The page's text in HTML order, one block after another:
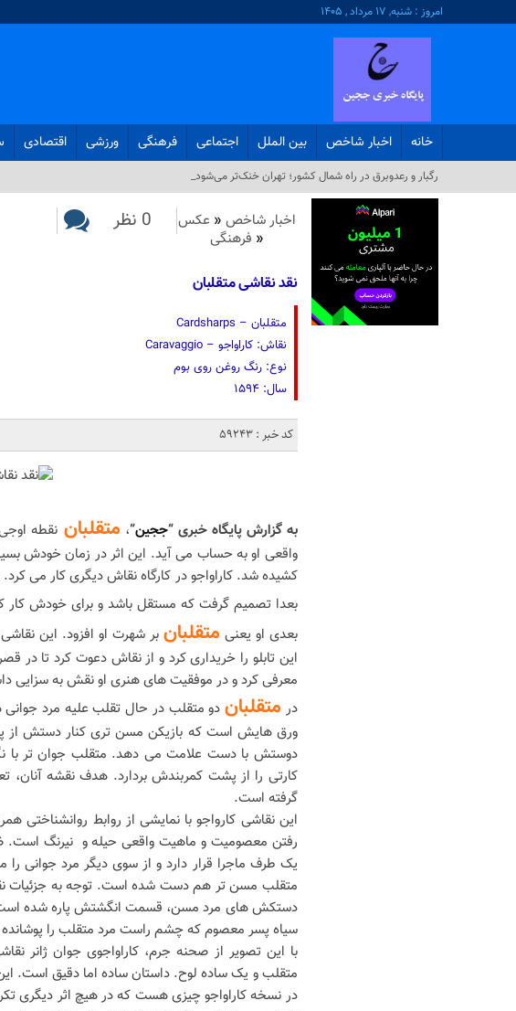
امروز : شنبه, ۱۷ مرداد , ۱۴۰۵
خانه اخبار شاخص بین الملل اجتماعی فرهنگی ورزشی اقتصادی
رگبار و رعدوبرق در راه شمال کشور؛ تهران خنک‌تر می‌شود_
اخبار شاخص « عکس
« فرهنگی
0 نظر
نقد نقاشی متقلبان
متقلبان – Cardsharps
نقاش: کاراواجو – Caravaggio
نوع: رنگ روغن روی بوم
سال: ۱۵۹۴
کد خبر : 59243
به گزارش پایگاه خبری “ججین“، متقلبان نقطه
کشیده شد. کاراواجو در کارگاه نقاش دیگری کار می
بعدا تصمیم گرفت که مستقل باشد و برای خودش کار
بعدی او یعنی متقلبان بر شهرت او افزود. این
این تابلو را خریداری کرد و از نقاش دعوت کرد تا در
معرفی کرد و در موفقیت های هنری او نقش به سزایی
در متقلبان دو متقلب در حال تقلب علیه مرد
ورق هایش است که بازیکن مسن تری کنار دستش
دوستش با دست علامت می دهد. متقلب جوان تر با
کارتی را از پشت کمربندش بردارد. هدف نقشه
گرفته است.
این نقاشی کارواجو با نمایشی از روابط
رفتن معصومیت و ماهیت واقعی حیله و نیرنگ
یک طرف ماجرا قرار دارد و از سوی دیگر مرد جوانی
متقلب مسن تر هم دست شده است. توجه به جزئیات
دستکش های مرد مسن، قسمت انگشتش پاره شده است
سیاه پسر معصوم که چشم راست مرد متقلب را
با این تصویر از صحنه جرم، کاراواجوی جوان ژانر
متقلب و یک ساده لوح. داستان ساده اما دقیق است.
در نسخه کاراواجو چیزی هست که در هیچ اثر دیگری